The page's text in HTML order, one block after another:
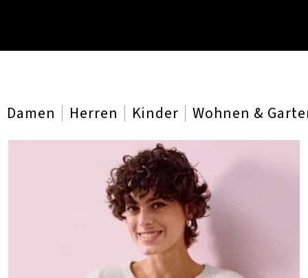
Damen Herren Kinder Wohnen &